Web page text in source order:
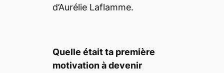
d’Aurélie Laflamme.
Quelle était ta première
motivationà devenir